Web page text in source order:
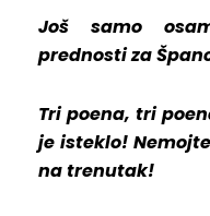
Još samo
prednosti za
Tri poena, tri
je isteklo!
na trenutak!